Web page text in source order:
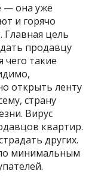
— она уже
и горячо
цель
продавцу
чего такие
открыть ленту
страну
Вирус
квартир.
других.
минимальным